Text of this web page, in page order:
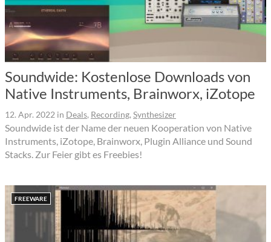
Soundwide: Kostenlose Downloads von
Native Instruments, Brainworx, iZotope
12. Apr. 2022 in Deals, Recording, Synthesizer
Soundwide ist der Name der neuen Kooperation von Native
Instruments, iZotope, Brainworx, Plugin Alliance und Sound
Stacks. Zur Feier gibt es Freebies!
FREEWARE